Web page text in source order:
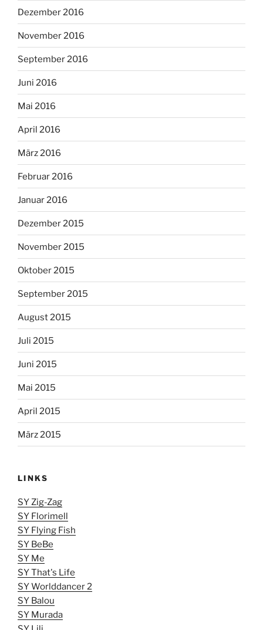
Dezember 2016
November 2016
September 2016
Juni 2016
Mai 2016
April 2016
März 2016
Februar 2016
Januar 2016
Dezember 2015
November 2015
Oktober 2015
September 2015
August 2015
Juli 2015
Juni 2015
Mai 2015
April 2015
März 2015
LINKS
SY Zig-Zag
SY Florimell
SY Flying Fish
SY BeBe
SY Me
SY That's Life
SY Worlddancer 2
SY Balou
SY Murada